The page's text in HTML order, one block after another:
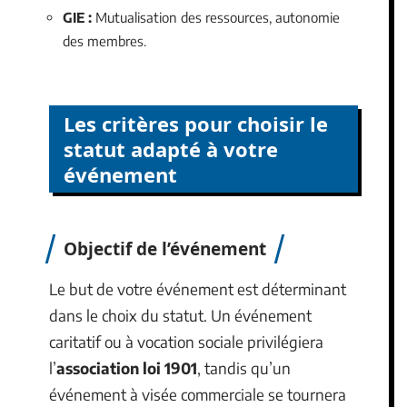
GIE : Mutualisation des ressources, autonomie
des membres.
Les critères pour choisir le
statut adapté à votre
événement
Objectif de l’événement
Le but de votre événement est déterminant
dans le choix du statut. Un événement
caritatif ou à vocation sociale privilégiera
l’association loi 1901, tandis qu’un
événement à visée commerciale se tournera